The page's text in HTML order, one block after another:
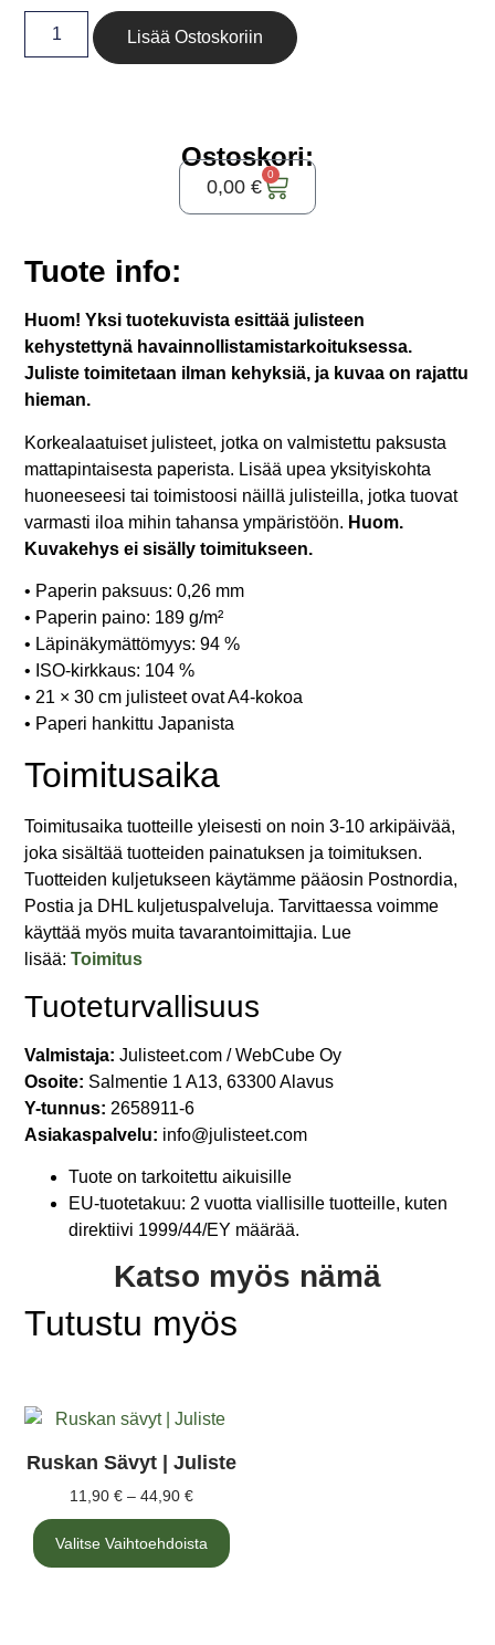
Lisää Ostoskoriin
Ostoskori:
0,00 €
0
Tuote info:
Huom! Yksi tuotekuvista esittää julisteen
kehystettynä havainnollistamistarkoituksessa.
Juliste toimitetaan ilman kehyksiä, ja kuvaa on rajattu
hieman.
Korkealaatuiset julisteet, jotka on valmistettu paksusta
mattapintaisesta paperista. Lisää upea yksityiskohta
huoneeseesi tai toimistoosi näillä julisteilla, jotka tuovat
varmasti iloa mihin tahansa ympäristöön. Huom.
Kuvakehys ei sisälly toimitukseen.
• Paperin paksuus: 0,26 mm
• Paperin paino: 189 g/m²
• Läpinäkymättömyys: 94 %
• ISO-kirkkaus: 104 %
• 21 × 30 cm julisteet ovat A4-kokoa
• Paperi hankittu Japanista
Toimitusaika
Toimitusaika tuotteille yleisesti on noin 3-10 arkipäivää,
joka sisältää tuotteiden painatuksen ja toimituksen.
Tuotteiden kuljetukseen käytämme pääosin Postnordia,
Postia ja DHL kuljetuspalveluja. Tarvittaessa voimme
käyttää myös muita tavarantoimittajia. Lue
lisää:Toimitus
Tuoteturvallisuus
Valmistaja: Julisteet.com / WebCube Oy
Osoite: Salmentie 1 A13, 63300 Alavus
Y-tunnus: 2658911-6
Asiakaspalvelu: info@julisteet.com
Tuote on tarkoitettu aikuisille
EU-tuotetakuu: 2 vuotta viallisille tuotteille, kuten
direktiivi 1999/44/EY määrää.
Katso myös nämä
Tutustu myös
Ruskan Sävyt | Juliste
11,90€ – 44,90€
Valitse Vaihtoehdoista